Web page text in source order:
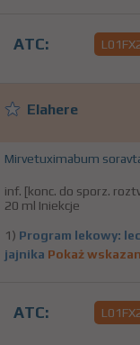
ATC:
Elahere
Mirvetuximabum
inf. [konc. do sporz.
20 ml Iniekcje
1) Program lekowy:
jajnika Pokaż
ATC: